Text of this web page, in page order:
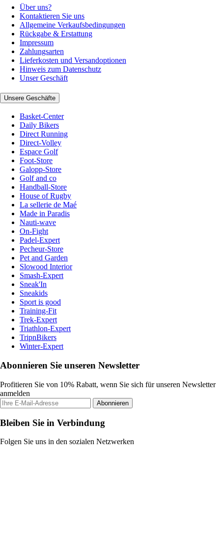
Über uns?
Kontaktieren Sie uns
Allgemeine Verkaufsbedingungen
Rückgabe & Erstattung
Impressum
Zahlungsarten
Lieferkosten und Versandoptionen
Hinweis zum Datenschutz
Unser Geschäft
Unsere Geschäfte
Basket-Center
Daily Bikers
Direct Running
Direct-Volley
Espace Golf
Foot-Store
Galopp-Store
Golf and co
Handball-Store
House of Rugby
La sellerie de Maé
Made in Paradis
Nauti-wave
On-Fight
Padel-Expert
Pecheur-Store
Pet and Garden
Slowood Interior
Smash-Expert
Sneak'In
Sneakids
Sport is good
Training-Fit
Trek-Expert
Triathlon-Expert
TripnBikers
Winter-Expert
Abonnieren Sie unseren Newsletter
Profitieren Sie von 10% Rabatt, wenn Sie sich für unseren Newsletter
anmelden
Abonnieren
Bleiben Sie in Verbindung
Folgen Sie uns in den sozialen Netzwerken